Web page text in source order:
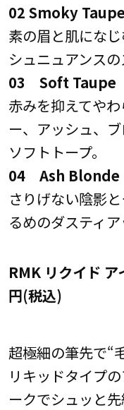
02 Smoky
素の眉と肌にな
シュニュアンスの
03 Soft Taupe
赤みを抑えてや
ー、アッシュ、
ソフトトープ。
04 Ash Blonde
さりげない陰影
るめのダスティア
RMK リクイド
円(税込)
超極細の筆先で“
リキッドタイプ
ークでシュッと